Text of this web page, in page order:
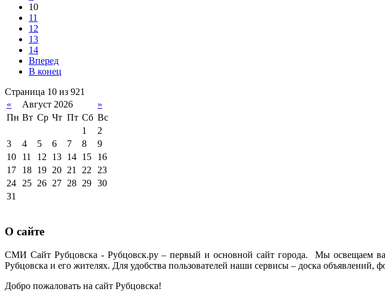
10
11
12
13
14
Вперед
В конец
Страница 10 из 921
«
Август 2026
»
Пн Вт Ср Чт Пт Сб Вс
1
2
3
4 5 6 7 8
9
10
11 12 13 14 15
16
17
18 19 20 21 22
23
24
25 26 27 28 29 30
31
О сайте
СМИ Сайт Рубцовска - Рубцовск.ру – первый и основной сайт города. Мы освещаем
Рубцовска и его жителях. Для удобства пользователей наши сервисы – доска объявлений,
Добро пожаловать на сайт Рубцовска!